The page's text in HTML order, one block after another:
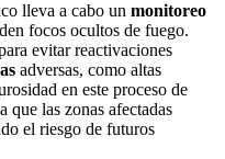
lleva a cabo un monitoreo
focos ocultos de fuego.
evitar reactivaciones
adversas, como altas
en este proceso de
que las zonas afectadas
el riesgo de futuros